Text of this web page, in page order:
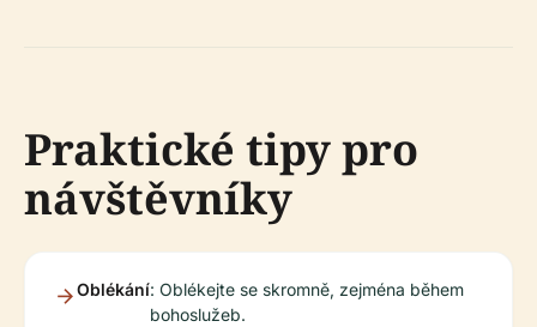
Praktické tipy pro
návštěvníky
Oblékání: Oblékejte se skromně, zejména během
bohoslužeb.